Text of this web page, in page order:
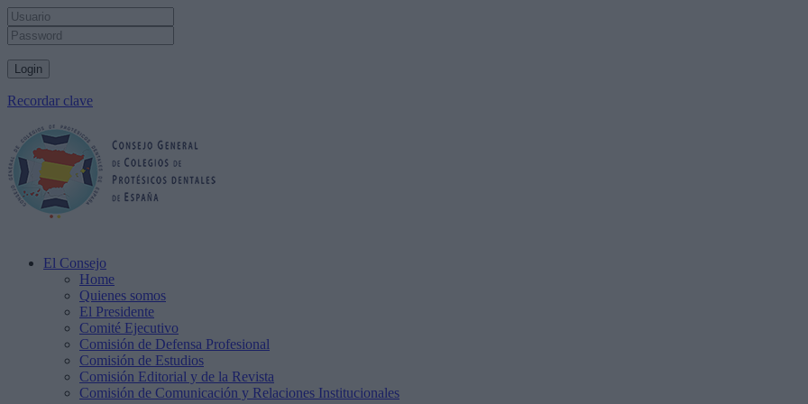
Recordar clave
El Consejo
Home
Quienes somos
El Presidente
Comité Ejecutivo
Comisión de Defensa Profesional
Comisión de Estudios
Comisión Editorial y de la Revista
Comisión de Comunicación y Relaciones Institucionales